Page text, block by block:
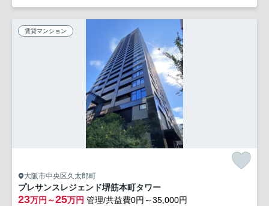
賃貸マンション
大阪市中央区久太郎町
プレサンスレジェンド堺筋本町タワー
23万円～25万円 管理/共益費0円～35,000円